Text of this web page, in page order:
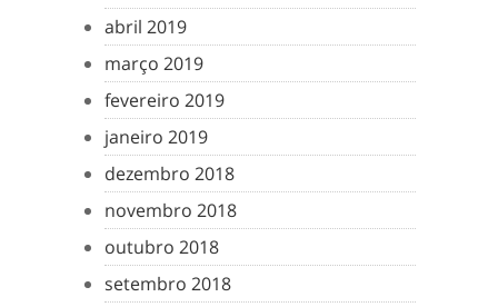
abril 2019
março 2019
fevereiro 2019
janeiro 2019
dezembro 2018
novembro 2018
outubro 2018
setembro 2018